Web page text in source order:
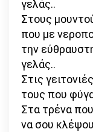
γελάς..
Στους
που με
την
γελάς..
Στις
τους που
Στα τρένα
να σου